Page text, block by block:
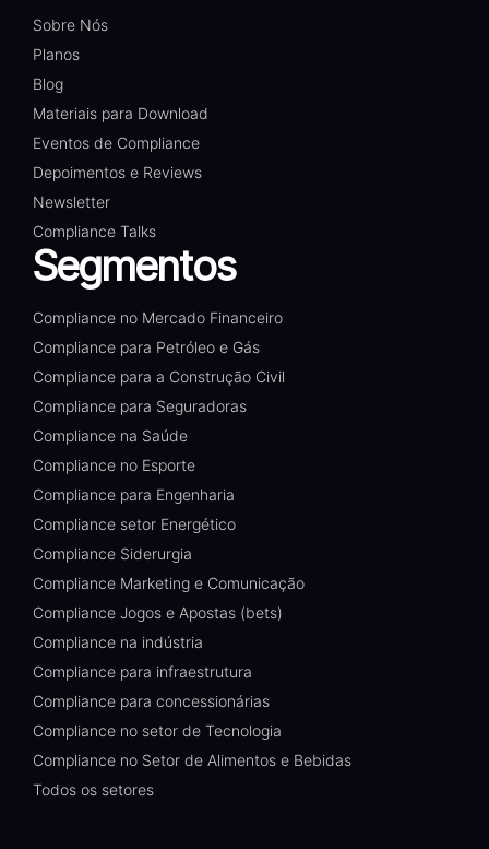
Sobre Nós
Planos
Blog
Materiais para Download
Eventos de Compliance
Depoimentos e Reviews
Newsletter
Compliance Talks
Segmentos
Compliance no Mercado Financeiro
Compliance para Petróleo e Gás
Compliance para a Construção Civil
Compliance para Seguradoras
Compliance na Saúde
Compliance no Esporte
Compliance para Engenharia
Compliance setor Energético
Compliance Siderurgia
Compliance Marketing e Comunicação
Compliance Jogos e Apostas (bets)
Compliance na indústria
Compliance para infraestrutura
Compliance para concessionárias
Compliance no setor de Tecnologia
Compliance no Setor de Alimentos e Bebidas
Todos os setores